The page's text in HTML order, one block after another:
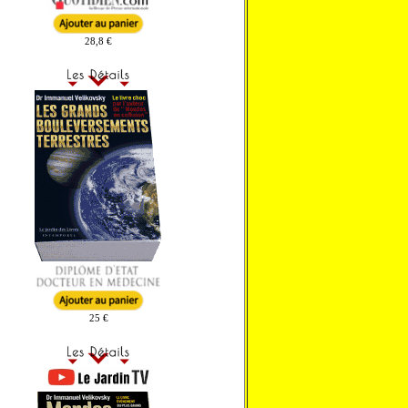
28,8 €
25 €